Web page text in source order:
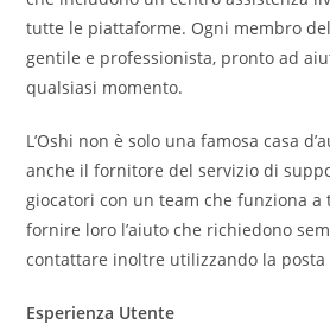
tutte le piattaforme. Ogni membro
gentile e professionista, pronto ad
qualsiasi momento.
L’Oshi non è solo una famosa casa
anche il fornitore del servizio di
giocatori con un team che funziona a
fornire loro l’aiuto che richiedono
contattare inoltre utilizzando la posta
Esperienza Utente